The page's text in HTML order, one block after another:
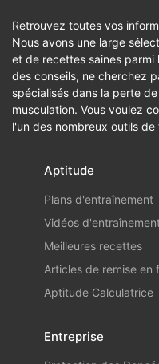
Retrouvez toutes vos
Nous avons une large
et de recettes saines parmi
des conseils, ne cherchez
spécialisés dans la perte
musculation. Vous voulez
l'un des nombreux outils de
Aptitude
Plans d'entraînement
Vidéos
Meilleures recettes
Articles de remise en
Aptitude Calculatrice
Entreprise